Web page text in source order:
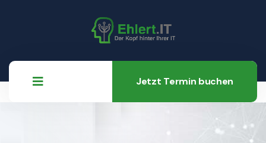
Jetzt Termin buchen